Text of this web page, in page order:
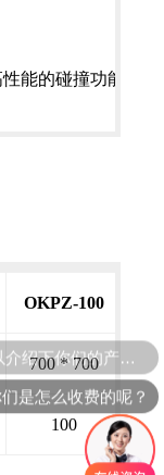
能的碰撞功能，
OKPZ-100
700 * 700
100
可以介绍下你们的产品么？
们是怎么收费的呢？